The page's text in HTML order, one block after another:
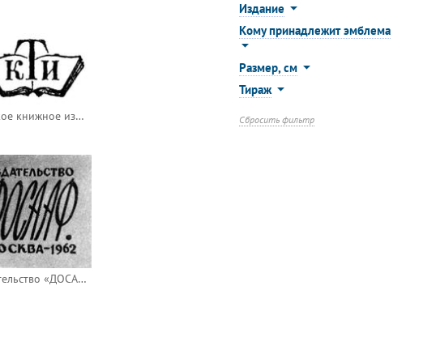
Томское книжное издательство
Издательство «ДОСААФ»
Издание
Кому принадлежит эмблема
Размер, см
Тираж
Сбросить фильтр